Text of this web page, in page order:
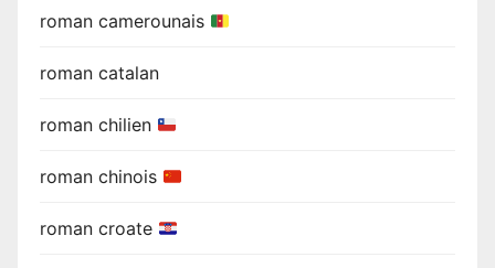
roman camerounais
roman catalan
roman chilien
roman chinois
roman croate